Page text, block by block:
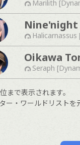
Marilith
Oikawa
Seraph
まで表示されます。
・ワールドリストを